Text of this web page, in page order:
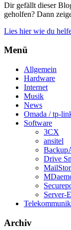
Dir gefällt dieser
geholfen? Dann
Lies hier wie du
Menü
Allgemein
Hardware
Internet
Musik
News
Omada / tp-
Software
3CX
ansitel
Drive
Server-
Archiv